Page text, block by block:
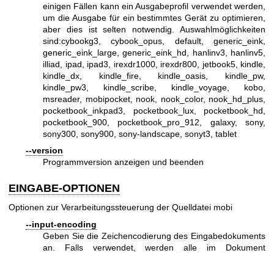
einigen Fällen kann ein Ausgabeprofil verwendet werden,
um die Ausgabe für ein bestimmtes Gerät zu optimieren,
aber dies ist selten notwendig. Auswahlmöglichkeiten
sind:cybookg3, cybook_opus, default, generic_eink,
generic_eink_large, generic_eink_hd, hanlinv3, hanlinv5,
illiad, ipad, ipad3, irexdr1000, irexdr800, jetbook5, kindle,
kindle_dx, kindle_fire, kindle_oasis, kindle_pw,
kindle_pw3, kindle_scribe, kindle_voyage, kobo,
msreader, mobipocket, nook, nook_color, nook_hd_plus,
pocketbook_inkpad3, pocketbook_lux, pocketbook_hd,
pocketbook_900, pocketbook_pro_912, galaxy, sony,
sony300, sony900, sony-landscape, sonyt3, tablet
--version
Programmversion anzeigen und beenden
EINGABE-OPTIONEN
Optionen zur Verarbeitungssteuerung der Quelldatei mobi
--input-encoding
Geben Sie die Zeichencodierung des Eingabedokuments
an. Falls verwendet, werden alle im Dokument